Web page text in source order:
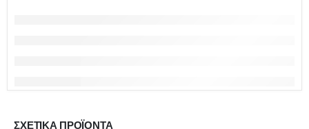
ΣΧΕΤΙΚΆ ΠΡΟΪΌΝΤΑ